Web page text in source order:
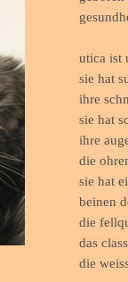
utica ist
sie hat
ihre
sie hat
ihre
die
sie hat
beinen
die
das
die